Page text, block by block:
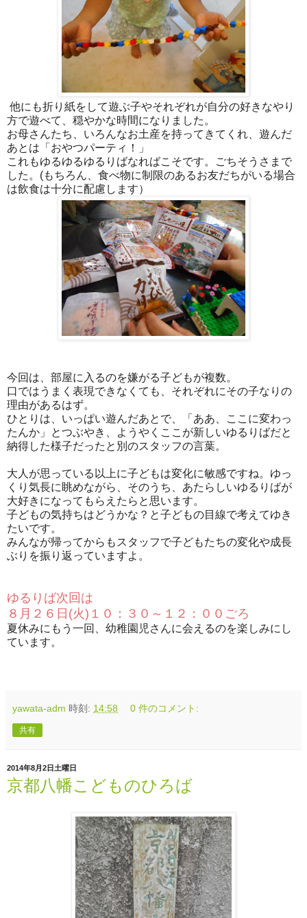
他にも折り紙をして遊ぶ子やそれぞれが自分の好きなやり
方で遊べて、穏やかな時間になりました。
お母さんたち、いろんなお土産を持ってきてくれ、遊んだ
あとは「おやつパーティ！」
これもゆるゆるゆるりばなればこそです。ごちそうさまで
した。(もちろん、食べ物に制限のあるお友だちがいる場合
は飲食は十分に配慮します）
今回は、部屋に入るのを嫌がる子どもが複数。
口ではうまく表現できなくても、それぞれにその子なりの
理由があるはず。
ひとりは、いっぱい遊んだあとで、「ああ、ここに変わっ
たんか」とつぶやき、ようやくここが新しいゆるりばだと
納得した様子だったと別のスタッフの言葉。
大人が思っている以上に子どもは変化に敏感ですね。ゆっ
くり気長に眺めながら、そのうち、あたらしいゆるりばが
大好きになってもらえたらと思います。
子どもの気持ちはどうかな？と子どもの目線で考えてゆき
たいです。
みんなが帰ってからもスタッフで子どもたちの変化や成長
ぶりを振り返っていますよ。
ゆるりば次回は
８月２６日(火)１０：３０～１２：００ごろ
夏休みにもう一回、幼稚園児さんに会えるのを楽しみにし
ています。
yawata-adm 時刻: 14:58 0 件のコメント:
共有
2014年8月2日土曜日
京都八幡こどものひろば